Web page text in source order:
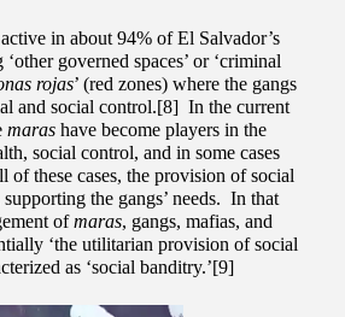
in about 94% of El Salvador’s
governed spaces’ or ‘criminal
rojas’ (red zones) where the gangs
and social control.[8] In the current
maras have become players in the
social control, and in some cases
these cases, the provision of social
the gangs’ needs. In that
ofmaras, gangs, mafias, and
‘the utilitarian provision of social
as ‘social banditry.’[9]